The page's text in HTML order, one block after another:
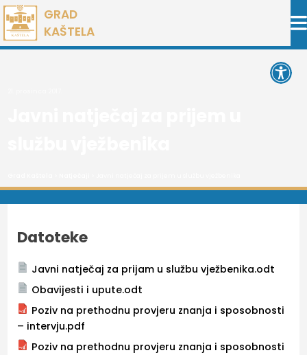
Preskoči
na
sadržaj
GRAD
KAŠTELA
Datoteke
Javni natječaj za prijam u službu vježbenika.odt
Obavijesti i upute.odt
Poziv na prethodnu provjeru znanja i sposobnosti
– intervju.pdf
Poziv na prethodnu provjeru znanja i sposobnosti